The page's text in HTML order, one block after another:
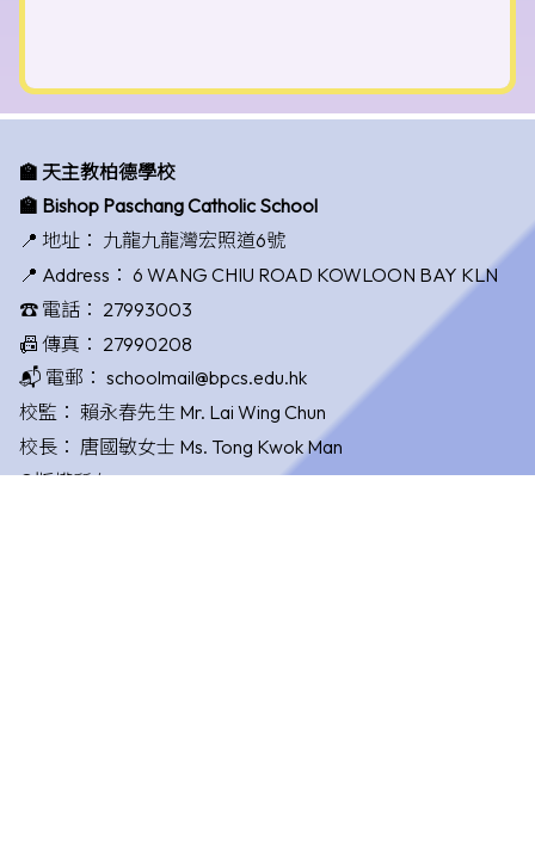
🏫 天主教柏德學校
🏫 Bishop Paschang Catholic School
📍 地址： 九龍九龍灣宏照道6號
📍 Address： 6 WANG CHIU ROAD KOWLOON BAY KLN
☎️ 電話： 27993003
📠 傳真： 27990208
📬 電郵： schoolmail@bpcs.edu.hk
校監： 賴永春先生 Mr. Lai Wing Chun
校長： 唐國敏女士 Ms. Tong Kwok Man
©版權所有